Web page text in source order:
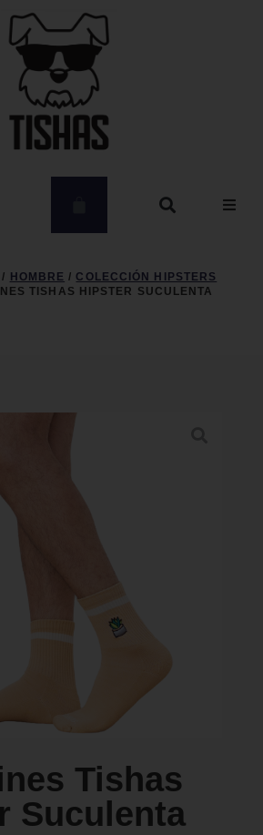
/ HOMBRE / COLECCIÓN HIPSTERS
TISHAS HIPSTER SUCULENTA
Tishas
Suculenta